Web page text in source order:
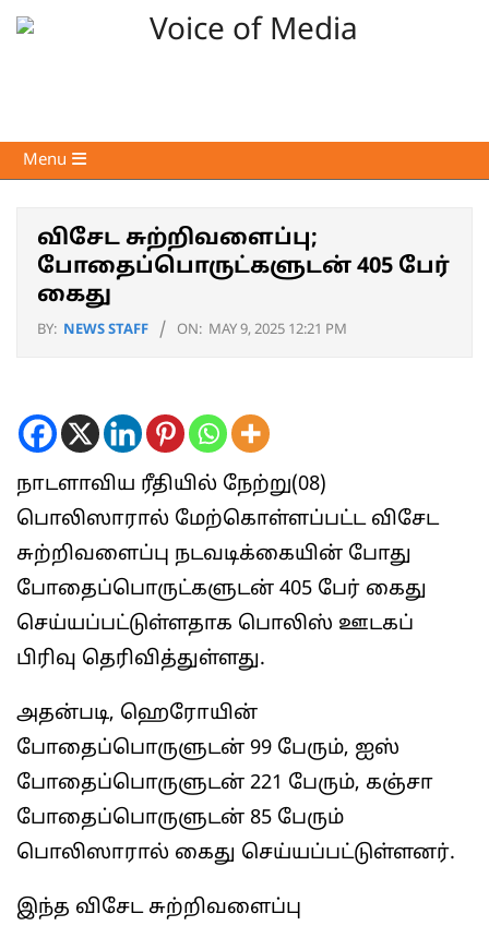
Skip
Voice
of
Primary
Navigation
Menu
விசேட சுற்றிவளைப்பு;
போதைப்பொருட்களுடன் 405 பேர்
கைது
BY: NEWS STAFF ON: MAY 9, 2025 12:21 PM
நாடளாவிய ரீதியில் நேற்று(08)
பொலிஸாரால் மேற்கொள்ளப்பட்ட விசேட
சுற்றிவளைப்பு நடவடிக்கையின் போது
போதைப்பொருட்களுடன் 405 பேர் கைது
செய்யப்பட்டுள்ளதாக பொலிஸ் ஊடகப்
பிரிவு தெரிவித்துள்ளது.
அதன்படி, ஹெரோயின்
போதைப்பொருளுடன் 99 பேரும், ஐஸ்
போதைப்பொருளுடன் 221 பேரும், கஞ்சா
போதைப்பொருளுடன் 85 பேரும்
பொலிஸாரால் கைது செய்யப்பட்டுள்ளனர்.
இந்த விசேட சுற்றிவளைப்பு